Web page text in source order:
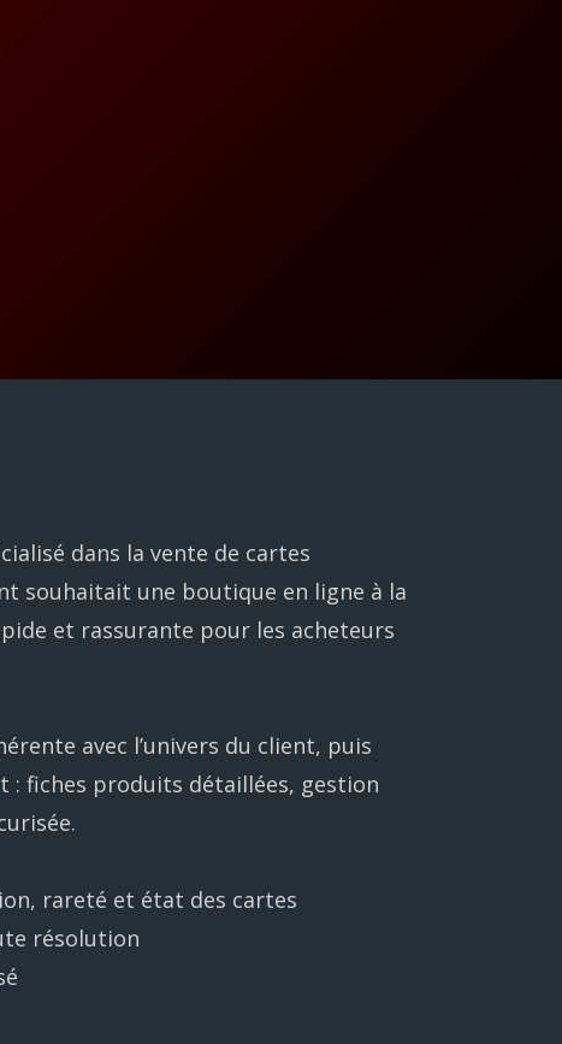
dans la vente de cartes
souhaitait une boutique en ligne à la
et rassurante pour les acheteurs
avec l’univers du client, puis
: fiches produits détaillées, gestion
rareté et état des cartes
résolution